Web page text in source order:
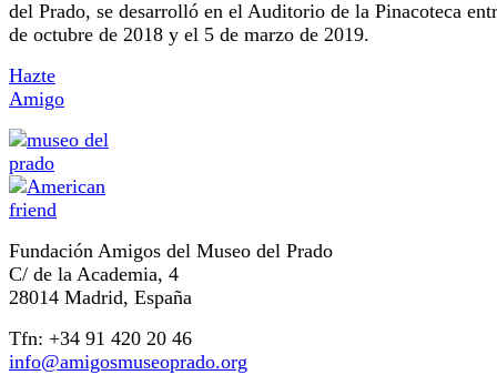
del Prado, se desarrolló en el Auditorio de la Pinacoteca
de octubre de 2018 y el 5 de marzo de 2019.
Hazte
Amigo
Fundación Amigos del Museo del Prado
C/ de la Academia, 4
28014 Madrid, España
Tfn: +34 91 420 20 46
info@amigosmuseoprado.org